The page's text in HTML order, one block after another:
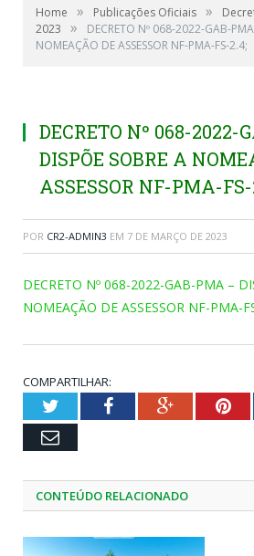
Home » Publicações Oficiais »
2023
»
DECRETO Nº 068-2022-GAB-
NOMEAÇÃO DE ASSESSOR NF-PMA-FS-2.4;
DECRETO Nº 068-2022-
DISPÕE SOBRE A
ASSESSOR NF-PMA-FS-
POR CR2-ADMIN3 EM 7 DE MARÇO DE 2023
DECRETO Nº 068-2022-GAB-PMA –
NOMEAÇÃO DE ASSESSOR NF-PMA-
COMPARTILHAR:
TwitterFacebookGoogle+
Email
CONTEÚDO RELACIONADO